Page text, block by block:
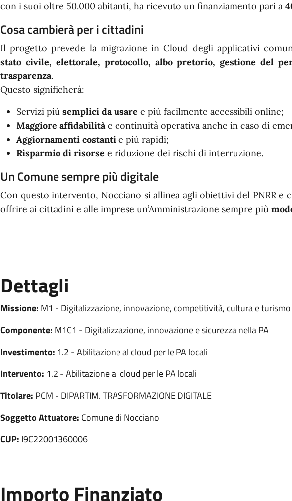
con i suoi oltre 50.000 abitanti, ha ricevuto un finanziamento pari a
Cosa cambierà per i cittadini
Il progetto prevede la migrazione in Cloud degli applicativi
stato civile, elettorale, protocollo, albo pretorio, gestione del
trasparenza.
Questo significherà:
Servizi più semplici da usare e più facilmente accessibili online;
Maggiore affidabilitàe continuità operativa anche in caso di
Aggiornamenti costantie più rapidi;
Risparmio di risorse e riduzione dei rischi di interruzione.
Un Comune sempre più digitale
Con questo intervento, Nocciano si allinea agli obiettivi del PNRR e
offrire ai cittadini e alle imprese un’Amministrazione sempre più
Dettagli
Missione: M1 - Digitalizzazione, innovazione, competitività, cultura e turismo
Componente: M1C1 - Digitalizzazione, innovazione e sicurezza nella PA
Investimento: 1.2 - Abilitazione al cloud per le PA locali
Intervento: 1.2 - Abilitazione al cloud per le PA locali
Titolare: PCM - DIPARTIM. TRASFORMAZIONE DIGITALE
Soggetto Attuatore: Comune di Nocciano
CUP: I9C22001360006
Importo Finanziato